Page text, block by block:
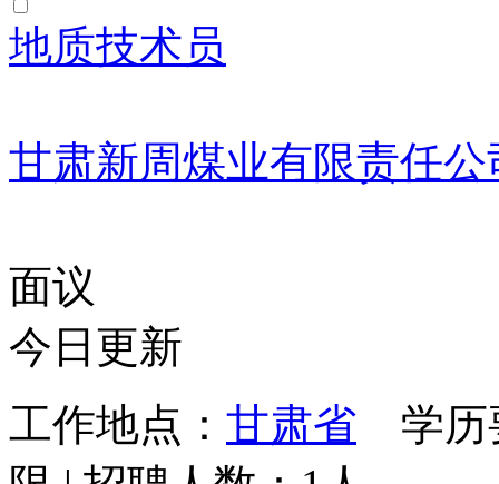
地质技术员
甘肃新周煤业有限责任公
面议
今日更新
工作地点： 甘肃省 学历